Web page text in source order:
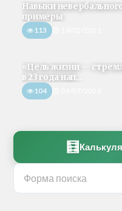
Навыки
примеры
113
«Цель жизни —
в 23 года нап...
104
🧮